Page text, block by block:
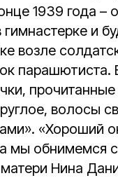
1939 года –
и
возле
прочитанные
волосы
«Хороший
мы обнимемся
Нина